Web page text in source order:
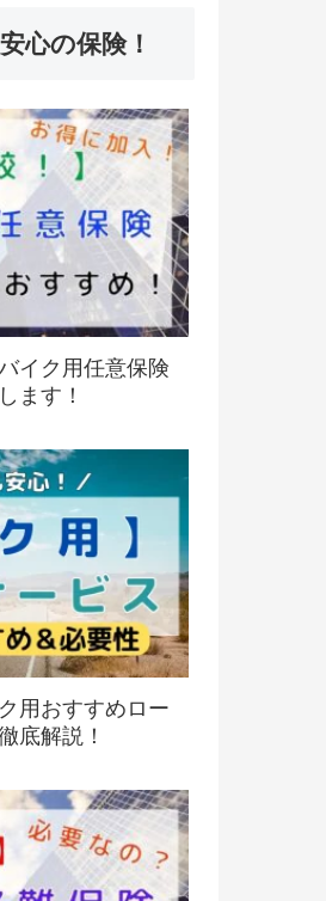
心の保険！
イク用任意保険
ます！
用おすすめロー
底解説！